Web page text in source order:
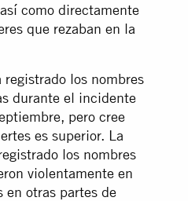
como directamente
que rezaban en la
los nombres
durante el incidente
pero cree
es superior. La
los nombres
violentamente en
en otras partes de